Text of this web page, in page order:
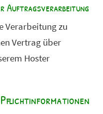
Auftragsverarbeitung
Verarbeitung zu
Vertrag über
Hoster
Pflichtinformationen